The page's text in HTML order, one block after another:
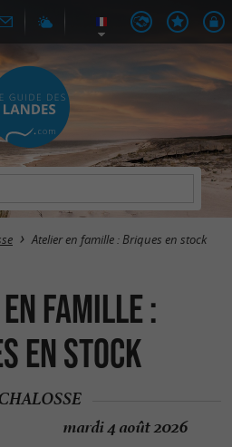
Atelier en famille : Briques en stock
famille :
en stock
mardi 4 août 2026